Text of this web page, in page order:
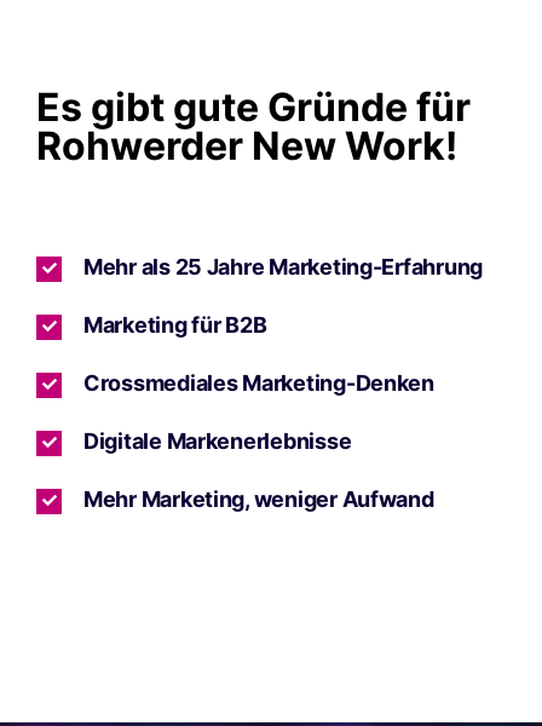
Es gibt gute Gründe für
Rohwerder New Work!
Mehr als 25 Jahre Marketing-Erfahrung
Marketing für B2B
Crossmediales Marketing-Denken
Digitale Markenerlebnisse
Mehr Marketing, weniger Aufwand